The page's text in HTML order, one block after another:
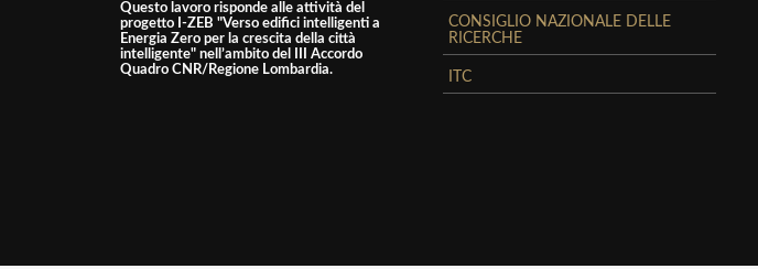
Questo lavoro risponde alle attività del
progetto I-ZEB "Verso edifici intelligenti a
Energia Zero per la crescita della città
intelligente" nell’ambito del III Accordo
Quadro CNR/Regione Lombardia.
CONSIGLIO NAZIONALE DELLE
RICERCHE
ITC